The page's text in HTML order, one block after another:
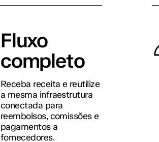
Fluxo
completo
Receba receita e reutilize
a mesma infraestrutura
conectada para
reembolsos, comissões e
pagamentos a
fornecedores.